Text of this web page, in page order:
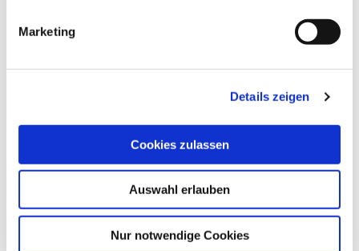
Marketing
Details zeigen
Cookies zulassen
Auswahl erlauben
Nur notwendige Cookies
Dezember 2023
November 2023
August 2023(3)
April 2023(1)
Dezember 2022
November 2022(1)
September 2022(1)